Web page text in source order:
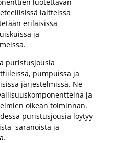
laitteissa
erilaisissa
ja
puristusjousia
pumpuissa ja
järjestelmissä. Ne
ja
oikean toiminnan.
puristusjousia löytyy
saranoista ja